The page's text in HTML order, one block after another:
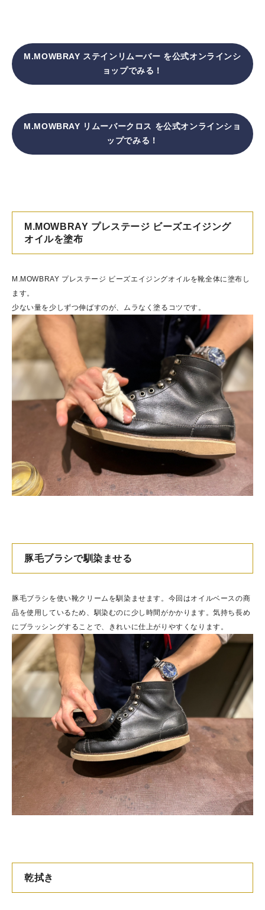
M.MOWBRAY ステインリムーバー を公式オンラインシ
ョップでみる！
M.MOWBRAY リムーバークロス を公式オンラインショ
ップでみる！
M.MOWBRAY プレステージ ビーズエイジング
オイルを塗布
M.MOWBRAY プレステージ ビーズエイジングオイルを靴全体に塗布し
ます。
少ない量を少しずつ伸ばすのが、ムラなく塗るコツです。
豚毛ブラシで馴染ませる
豚毛ブラシを使い靴クリームを馴染ませます。今回はオイルベースの商
品を使用しているため、馴染むのに少し時間がかかります。気持ち長め
にブラッシングすることで、きれいに仕上がりやすくなります。
乾拭き